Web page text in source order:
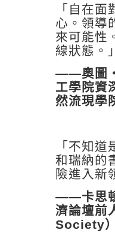
「自在
心。領導
來可能性
線狀態。
——奧圖
工學院資
然流現學
「不知
和瑞納的
險進入新
——卡思
濟論壇前
Society